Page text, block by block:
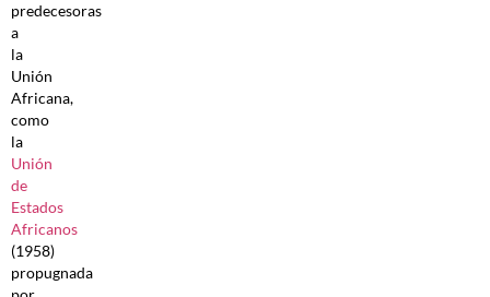
predecesoras
a
la
Unión
Africana,
como
la
Unión
de
Estados
Africanos
(1958)
propugnada